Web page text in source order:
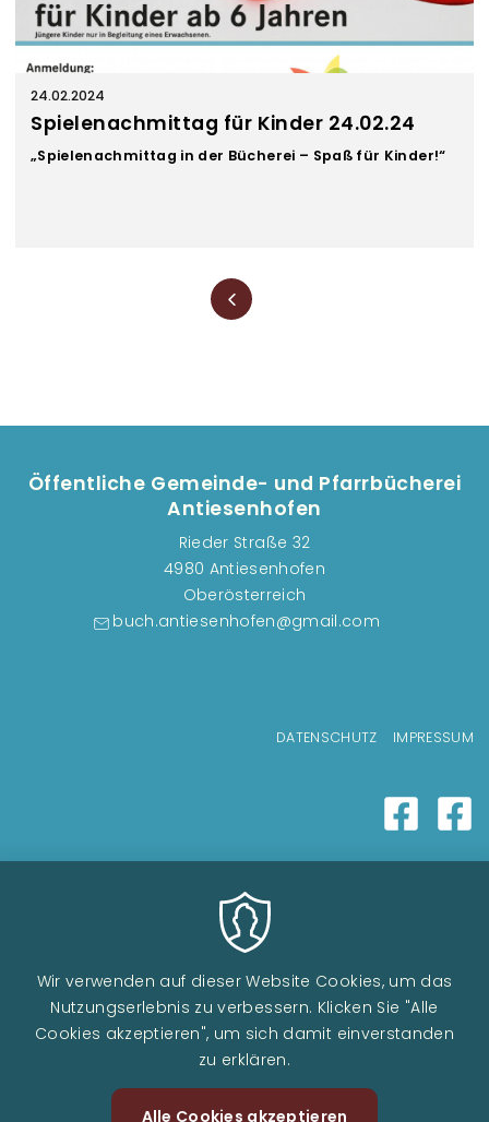
24.02.2024
Spielenachmittag für Kinder 24.02.24
„Spielenachmittag in der Bücherei – Spaß für Kinder!“
Öffentliche Gemeinde- und Pfarrbücherei
Antiesenhofen
Rieder Straße 32
4980 Antiesenhofen
Oberösterreich
buch.antiesenhofen@gmail.com
DATENSCHUTZ IMPRESSUM
Wir verwenden auf dieser Website Cookies, um das
Nutzungserlebnis zu verbessern. Klicken Sie "Alle
Cookies akzeptieren", um sich damit einverstanden
zu erklären.
Alle Cookies akzeptieren